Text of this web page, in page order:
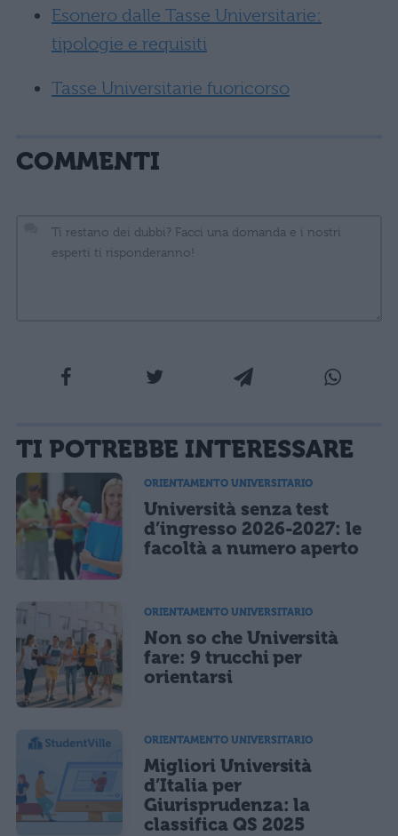
Esonero dalle Tasse Universitarie:
tipologie e requisiti
Tasse Universitarie fuoricorso
COMMENTI
sarà pubblicata. Dichiari di avere preso visione e di accettare quanto previsto dalla
informativa privacy. Pubblicando questo commento dai il consenso affinché un cookie
salvi i tuoi dati (nome, email) per il prossimo commento.
Ho letto e acconsento l'informativasulla privacy
Acconsento all'uso dei miei dati da parte di terzi per finalità di
marketing diretto con modalità automatizzate o tradizionali
CONFERMA E PUBBLICA
TI POTREBBE INTERESSARE
ORIENTAMENTO UNIVERSITARIO
Università senza test
d’ingresso 2026-2027: le
facoltà a numero aperto
ORIENTAMENTO UNIVERSITARIO
Non so che Università
fare: 9 trucchi per
orientarsi
ORIENTAMENTO UNIVERSITARIO
Migliori Università
d’Italia per
Giurisprudenza: la
classifica QS 2025